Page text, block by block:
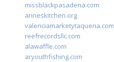
missblackpasadena.com
anneskitchen.org
valenciamarketytaqueria.com
reefrecordsllc.com
alawaffle.com
aryouthfishing.com